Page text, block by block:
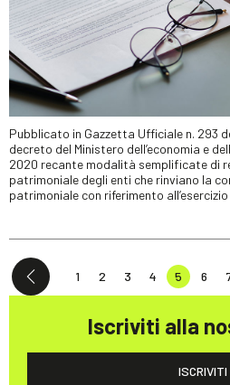
Pubblicato in Gazzetta Ufficiale n. 293
decreto del Ministero dell’economia e
2020 recante modalità semplificate di
patrimoniale degli enti che rinviano la
patrimoniale con riferimento all’esercizio
1 2 3 4 5 6
Iscriviti alla
ISCRIVITI